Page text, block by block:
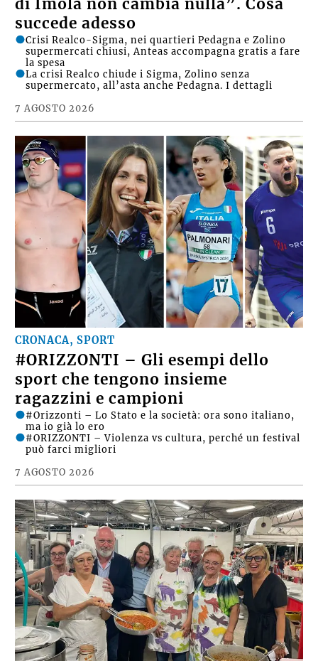
di Imola non cambia nulla”. Cosa
succede adesso
7 AGOSTO 2026
Crisi Realco-Sigma, nei quartieri Pedagna e Zolino
supermercati chiusi, Anteas accompagna gratis a fare
la spesa
La crisi Realco chiude i Sigma, Zolino senza
supermercato, all’asta anche Pedagna. I dettagli
CRONACA, SPORT
#ORIZZONTI – Gli esempi dello
sport che tengono insieme
ragazzini e campioni
7 AGOSTO 2026
#Orizzonti – Lo Stato e la società: ora sono italiano,
ma io già lo ero
#ORIZZONTI – Violenza vs cultura, perché un festival
può farci migliori